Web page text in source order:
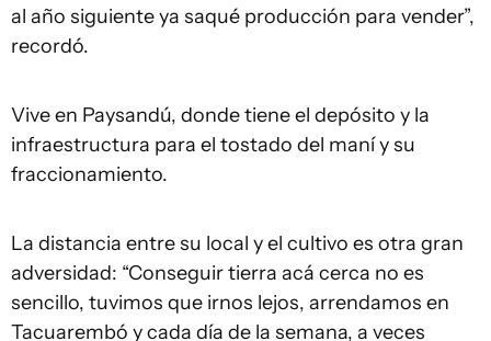
al año siguiente ya saqué producción para vender”,
recordó.
Vive en Paysandú, donde tiene el depósito y la
infraestructura para el tostado del maní y su
fraccionamiento.
La distancia entre su local y el cultivo es otra gran
adversidad: “Conseguir tierra acá cerca no es
sencillo, tuvimos que irnos lejos, arrendamos en
Tacuarembó y cada día de la semana, a veces